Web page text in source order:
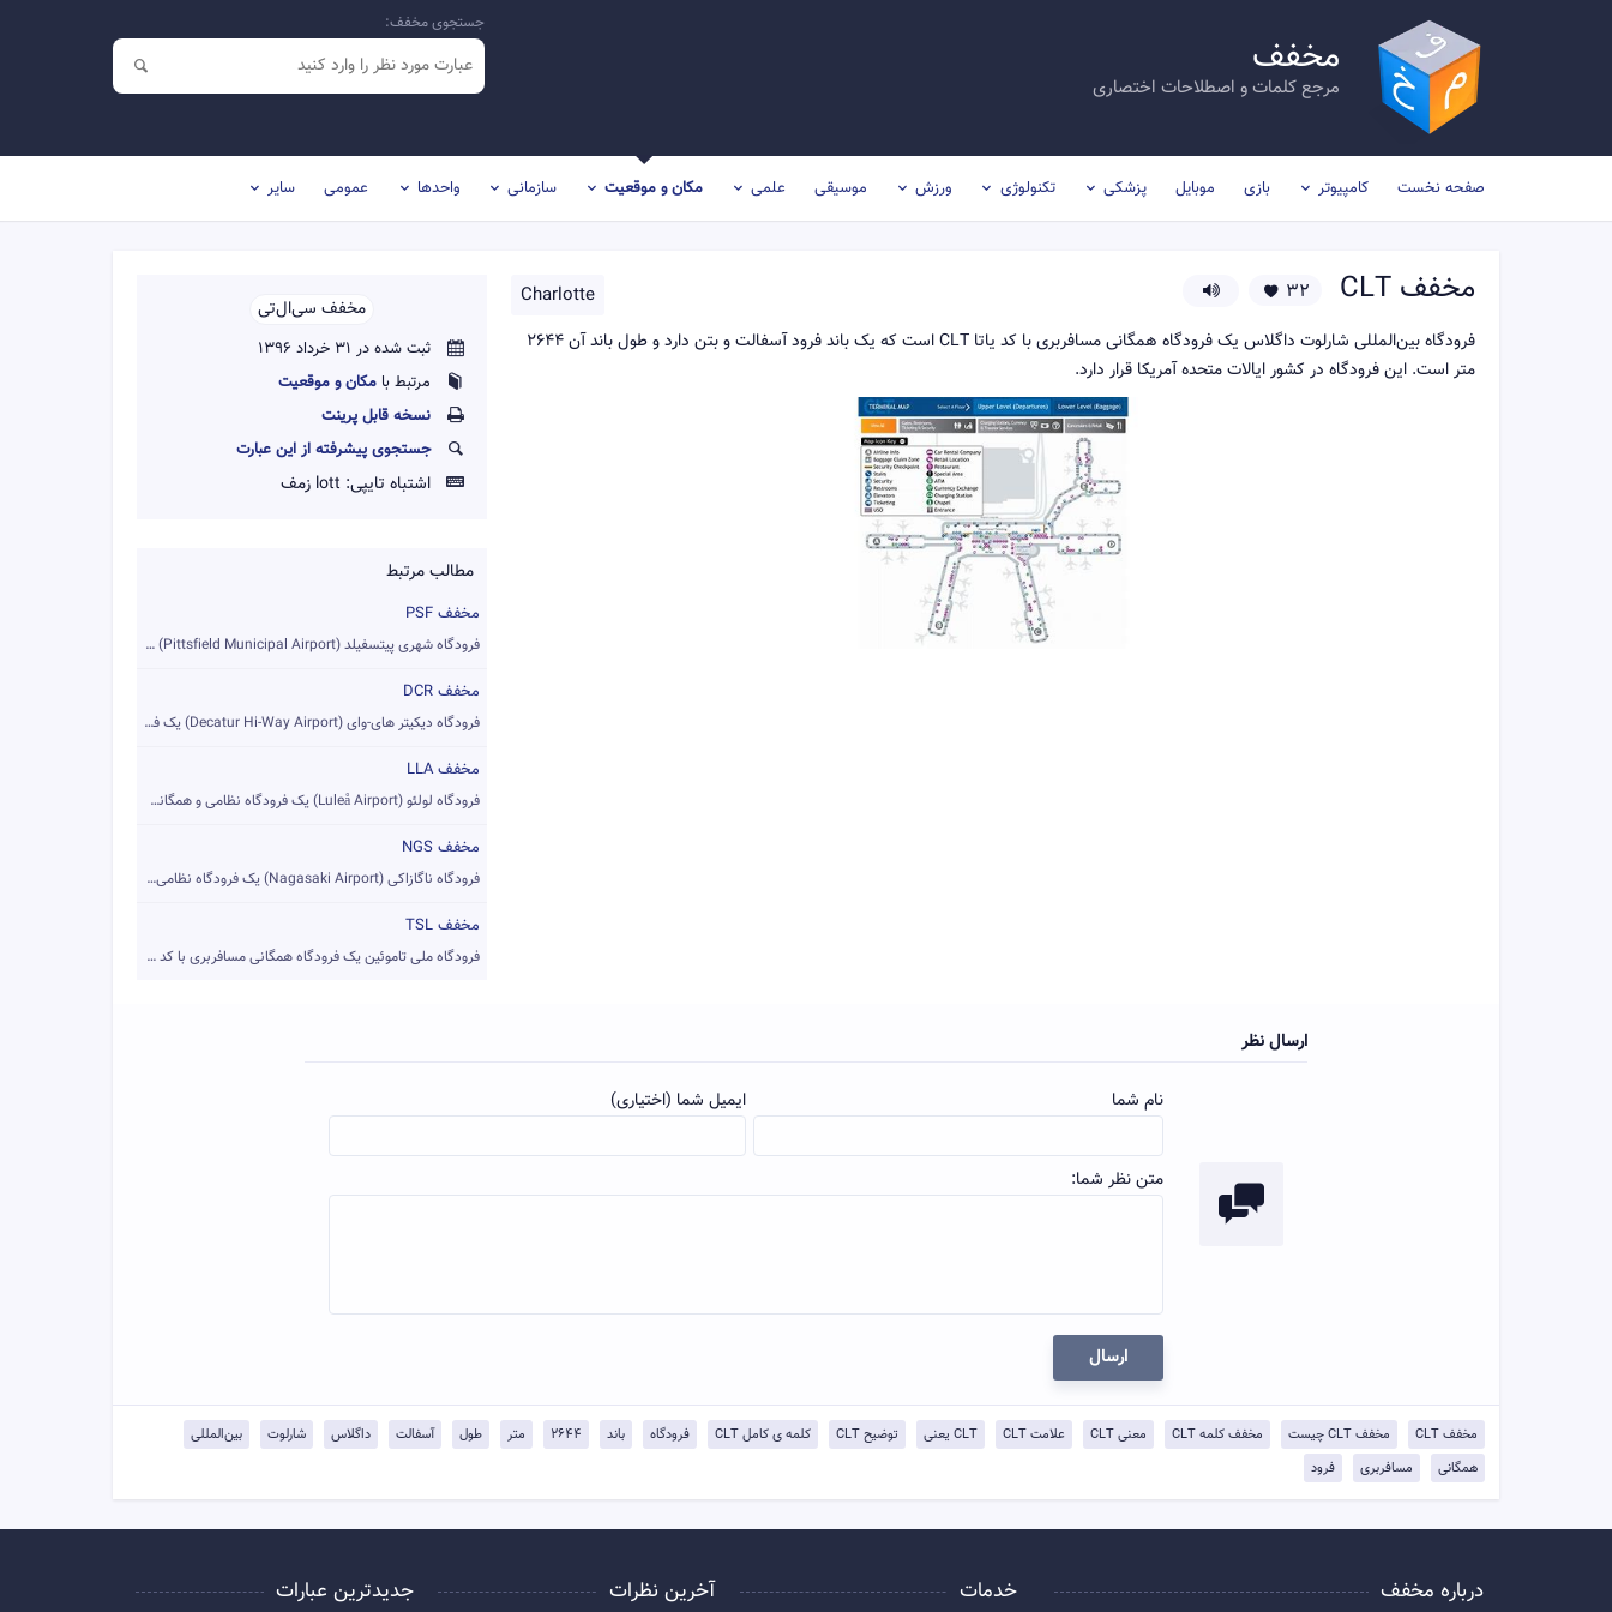
مخفف
مرجع کلمات و اصطلاحات اختصاری
جستجوی مخفف:
صفحه نخست کامپیوتر بازی موبایل پزشکی تکنولوژی ورزش موسیقی علمی مکان و موقعیت سازمانی واحدها عمومی سایر
مخففCLT
Charlotte 32
فرودگاه بین‌المللی شارلوت داگلاس یک فرودگاه همگانی مسافربری با کد یاتا CLT است که یک باند فرود آسفالت و بتن دارد و طول باند آن ۲۶۴۴
متر است. این فرودگاه در کشور ایالات متحده آمریکا قرار دارد.
مخفف سی‌ال‌تی‌‌
ثبت شده در 31 خرداد 1396
مرتبط با مکان و موقعیت
نسخه قابل پرينت
جستجوی پیشرفته از این عبارت
اشتباه تایپی: lott زمف
مطالب مرتبط
مخفف PSF
فرودگاه شهری پیتسفیلد (Pittsfield Municipal Airport) یک فرود...
مخفف DCR
فرودگاه دیکیتر های-وای (Decatur Hi-Way Airport) یک فرودگاه ه...
مخفف LLA
فرودگاه لولئو (Luleå Airport) یک فرودگاه نظامی و همگانی مساف...
مخفف NGS
فرودگاه ناگازاکی (Nagasaki Airport) یک فرودگاه نظامی و همگان...
مخفف TSL
فرودگاه ملی تاموئین یک فرودگاه همگانی مسافربری با کد یاتا TS...
ارسال نظر
نام شما ایمیل شما (اختیاری)
متن نظر شما:
ارسال
مخفف CLT مخفف CLT چیست مخفف کلمه CLT معنی CLT علامت CLT CLT یعنی توضيح CLT کلمه ی کامل CLT فرودگاه باند ۲۶۴۴ متر طول آسفالت داگلاس شارلوت
بین‌المللی
همگانی
مسافربری فرود
درباره مخفف خدمات آخرین نظرات جدیدترین عبارات